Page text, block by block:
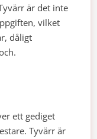
är det inte
vilket
dåligt
ett gediget
Tyvärr är